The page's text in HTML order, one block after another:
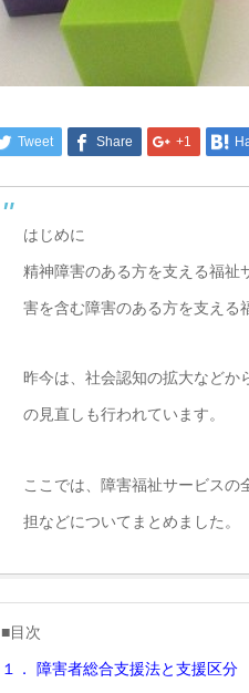
Tweet Share +1
はじめに
精神障害のある方を支える福祉
害を含む障害のある方を支える
昨今は、社会認知の拡大などか
の見直しも行われています。
ここでは、障害福祉サービス
担などについてまとめました。
■目次
１． 障害者総合支援法と支援区分